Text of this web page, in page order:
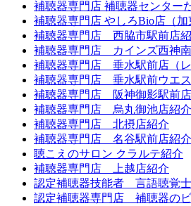
補聴器専門店 補聴器センター
補聴器専門店 やしろBio店（加
補聴器専門店 西脇市駅前店
補聴器専門店 カインズ西神
補聴器専門店 垂水駅前店（
補聴器専門店 垂水駅前ウエ
補聴器専門店 阪神御影駅前
補聴器専門店 烏丸御池店紹介
補聴器専門店 北摂店紹介
補聴器専門店 名谷駅前店紹介
聴こえのサロン クラルテ紹介
補聴器専門店 上越店紹介
認定補聴器技能者 言語聴覚
認定補聴器専門店 補聴器のビ